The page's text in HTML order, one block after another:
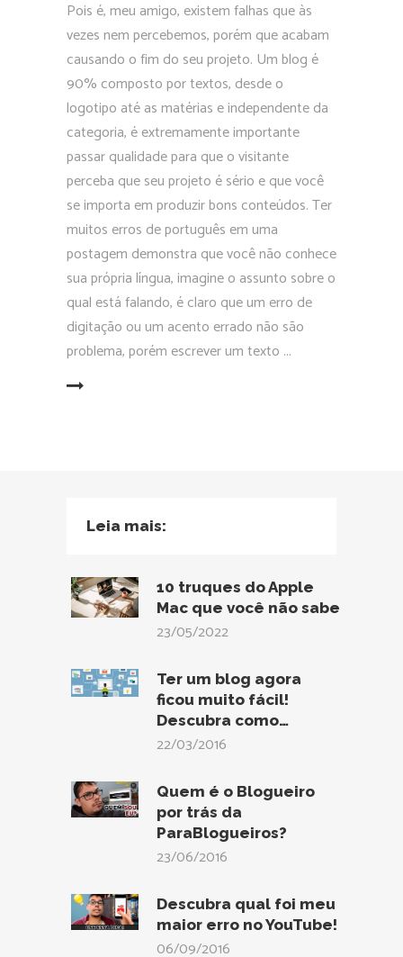
Pois é, meu amigo, existem falhas que às
vezes nem percebemos, porém que acabam
causando o fim do seu projeto. Um blog é
90% composto por textos, desde o
logotipo até as matérias e independente da
categoria, é extremamente importante
passar qualidade para que o visitante
perceba que seu projeto é sério e que você
se importa em produzir bons conteúdos. Ter
muitos erros de português em uma
postagem demonstra que você não conhece
sua própria língua, imagine o assunto sobre o
qual está falando, é claro que um erro de
digitação ou um acento errado não são
problema, porém escrever um texto
Leia mais:
10 truques do Apple
Mac que você não sabe
23/05/2022
Ter um blog agora
ficou muito fácil!
Descubra como…
22/03/2016
Quem é o Blogueiro
por trás da
ParaBlogueiros?
23/06/2016
Descubra qual foi meu
maior erro no YouTube!
06/09/2016